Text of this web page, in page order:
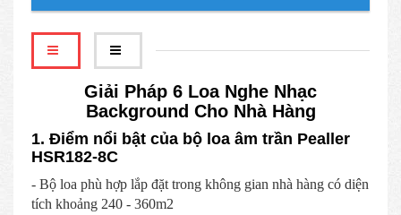
Giải Pháp 6 Loa Nghe Nhạc
Background Cho Nhà Hàng
1. Điểm nổi bật của bộ loa âm trần Pealler
HSR182-8C
- Bộ loa phù hợp lắp đặt trong không gian nhà hàng có diện
tích khoảng 240 - 360m2